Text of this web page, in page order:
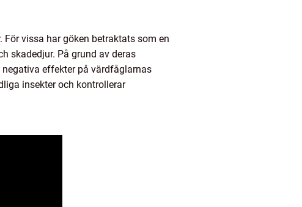
vissa har göken betraktats som en
skadedjur. På grund av deras
effekter på värdfåglarnas
insekter och kontrollerar